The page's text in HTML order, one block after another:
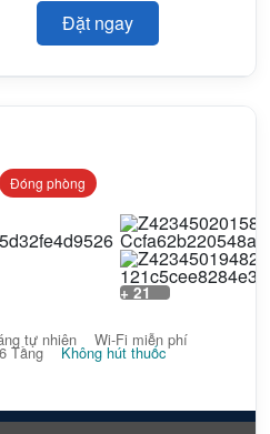
Đặt ngay
Đóng phòng
+ 21
tự nhiên Wi-Fi miễn phí
Tầng
Không hút thuốc